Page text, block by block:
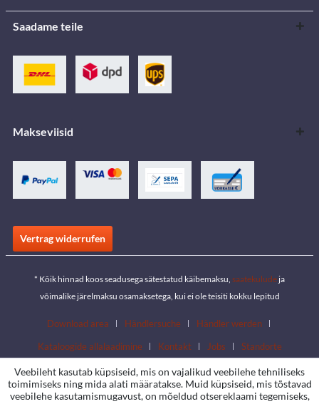
Saadame teile
Makseviisid
Vertrag widerrufen
* Kõik hinnad koos seadusega sätestatud käibemaksu, saatekulude ja
võimalike järelmaksu osamaksetega, kui ei ole teisiti kokku lepitud
Download area Händlersuche
Händler werden
Kataloogide allalaadimine
Kontakt Jobs Standorte
Veebileht kasutab küpsiseid, mis on vajalikud veebilehe tehniliseks
toimimiseks ning mida alati määratakse. Muid küpsiseid, mis tõstavad
veebilehe kasutamismugavust, on mõeldud otsereklaami tegemiseks,